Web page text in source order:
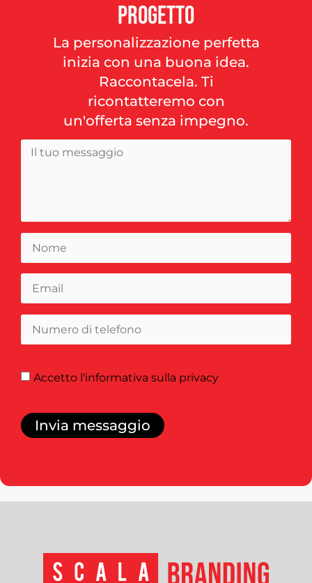
progetto
La personalizzazione perfetta
inizia con una buona idea.
Raccontacela. Ti
ricontatteremo con
un'offerta senza impegno.
Accetto l'informativa sulla privacy
Invia messaggio